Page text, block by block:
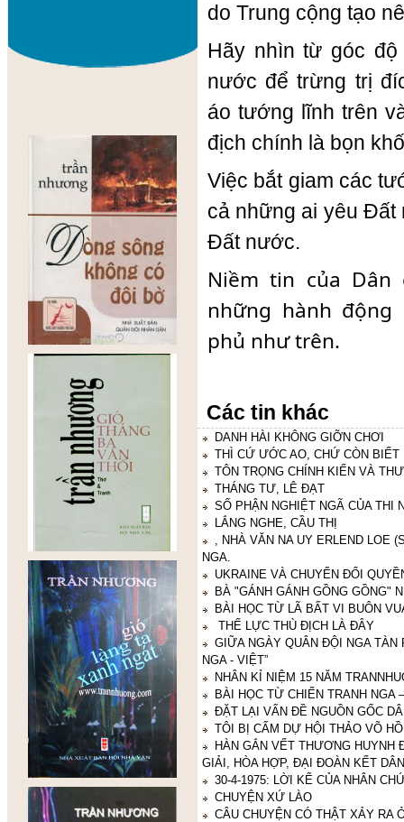
do Trung cộng tạo
Hãy nhìn từ góc
nước để trừng trị
áo tướng lĩnh trên
địch chính là bọn
Việc bắt giam các
cả những ai yêu Đất
Đất nước.
Niềm tin của
những hành
phủ như trên.
Các tin khác
DANH HÀI KHÔNG GIỠN CHƠI
THÌ CỨ ƯỚC AO, CHỨ CÒN BIẾT
TÔN TRỌNG CHÍNH KIẾN VÀ
THÁNG TƯ, LÊ ĐẠT
SỐ PHẬN NGHIỆT NGÃ CỦA THI
LẮNG NGHE, CẦU THỊ
, NHÀ VĂN NA UY ERLEND LOE
NGA.
UKRAINE VÀ CHUYỂN ĐỔI
BÀ "GÁNH GÁNH GỒNG GỒNG"
BÀI HỌC TỪ LÃ BẤT VI BUÔN
THẾ LỰC THÙ ĐỊCH LÀ ĐÂY
GIỮA NGÀY QUÂN ĐỘI NGA TÀN
NGA - VIỆT”
NHÂN KỈ NIỆM 15 NĂM
BÀI HỌC TỪ CHIẾN TRANH NGA
ĐẶT LẠI VẤN ĐỀ NGUỒN GỐC
TÔI BỊ CẤM DỰ HỘI THẢO VÕ
HÀN GẮN VẾT THƯƠNG HUYNH
GIẢI, HÒA HỢP, ĐẠI ĐOÀN KẾT
30-4-1975: LỜI KỂ CỦA NHÂN
CHUYỆN XỨ LÀO
CÂU CHUYỆN CÓ THẬT XẢY RA